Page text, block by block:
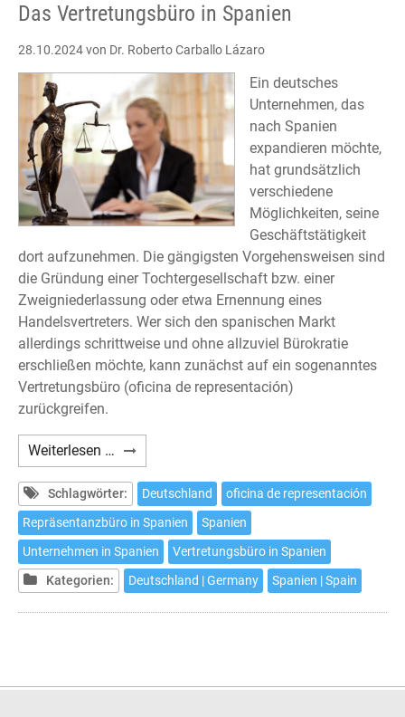
Das Vertretungsbüro in Spanien
28.10.2024von Dr. Roberto Carballo Lázaro
Ein deutsches
Unternehmen, das
nach Spanien
expandieren möchte,
hat grundsätzlich
verschiedene
Möglichkeiten, seine
Geschäftstätigkeit
dort aufzunehmen. Die gängigsten Vorgehensweisen sind
die Gründung einer Tochtergesellschaft bzw. einer
Zweigniederlassung oder etwa Ernennung eines
Handelsvertreters. Wer sich den spanischen Markt
allerdings schrittweise und ohne allzuviel Bürokratie
erschließen möchte, kann zunächst auf ein sogenanntes
Vertretungsbüro (oficina de representación)
zurückgreifen.
Weiterlesen … Das
Vertretungsbüro
in
Spanien
Schlagwörter: Deutschland
oficina de representación
Repräsentanzbüro in Spanien
Spanien
Unternehmen in Spanien
Vertretungsbüro in Spanien
Kategorien:
Deutschland | Germany Spanien | Spain